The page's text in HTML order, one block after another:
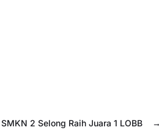
2 Selong Raih Juara 1 LOBB